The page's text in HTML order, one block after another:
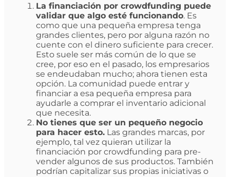
La financiación por crowdfunding puede
validar que algo esté funcionando. Es
como que una pequeña empresa tenga
grandes clientes, pero por alguna razón no
cuente con el dinero suficiente para crecer.
Esto suele ser más común de lo que se
cree, por eso en el pasado, los empresarios
se endeudaban mucho; ahora tienen esta
opción. La comunidad puede entrar y
financiar a esa pequeña empresa para
ayudarle a comprar el inventario adicional
que necesita.
No tienes que ser un pequeño negocio
para hacer esto.Las grandes marcas, por
ejemplo, tal vez quieran utilizar la
financiación por crowdfunding para pre-
vender algunos de sus productos. También
podrían capitalizar sus propias iniciativas o